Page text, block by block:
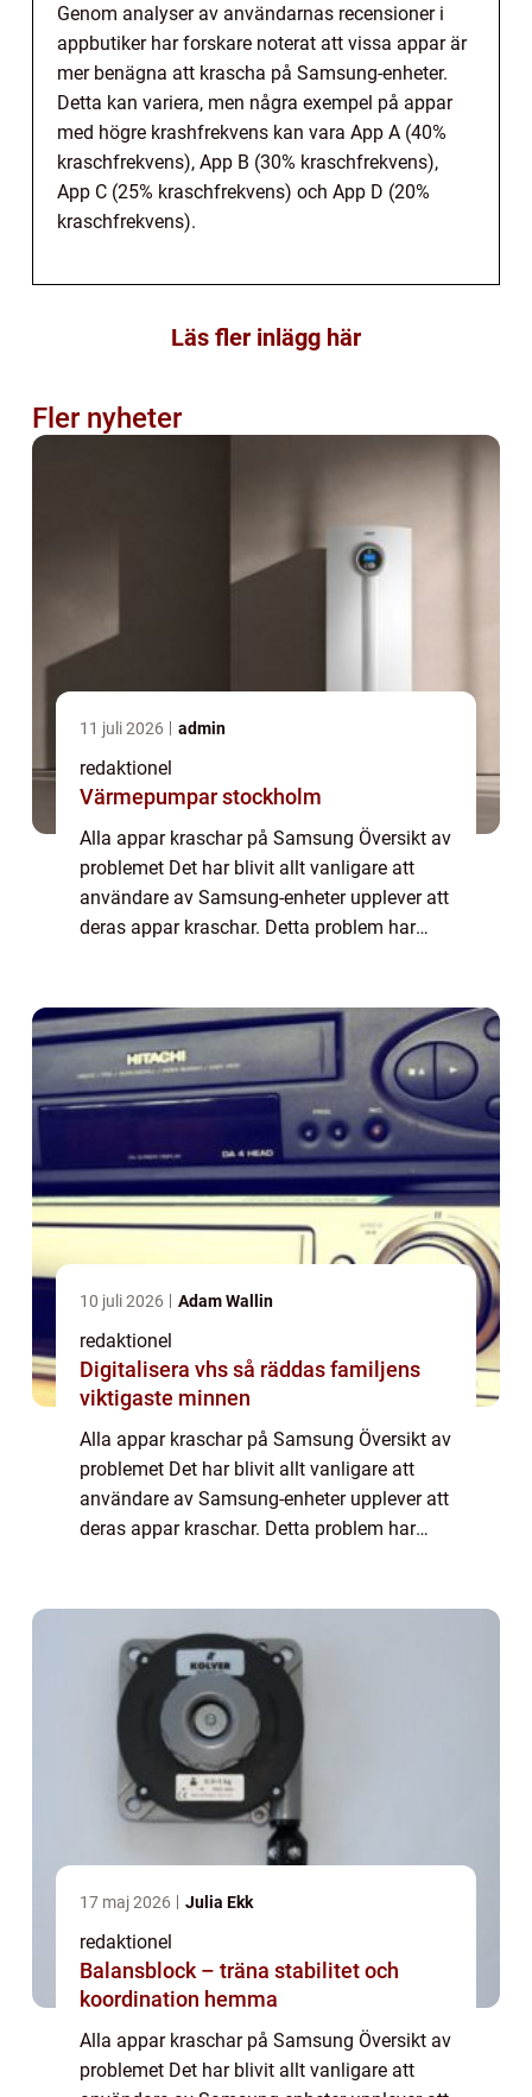
Genom analyser av användarnas recensioner i
appbutiker har forskare noterat att vissa appar är
mer benägna att krascha på Samsung-enheter.
Detta kan variera, men några exempel på appar
med högre krashfrekvens kan vara App A (40%
kraschfrekvens), App B (30% kraschfrekvens),
App C (25% kraschfrekvens) och App D (20%
kraschfrekvens).
Läs fler inlägg här
Fler nyheter
11 juli 2026 admin
redaktionel
Värmepumpar stockholm
Alla appar kraschar på Samsung Översikt av
problemet Det har blivit allt vanligare att
användare av Samsung-enheter upplever att
deras appar kraschar. Detta problem har
10 juli 2026 Adam Wallin
redaktionel
Digitalisera vhs så räddas familjens
viktigaste minnen
Alla appar kraschar på Samsung Översikt av
problemet Det har blivit allt vanligare att
användare av Samsung-enheter upplever att
deras appar kraschar. Detta problem har
17 maj 2026 Julia Ekk
redaktionel
Balansblock – träna stabilitet och
koordination hemma
Alla appar kraschar på Samsung Översikt av
problemet Det har blivit allt vanligare att